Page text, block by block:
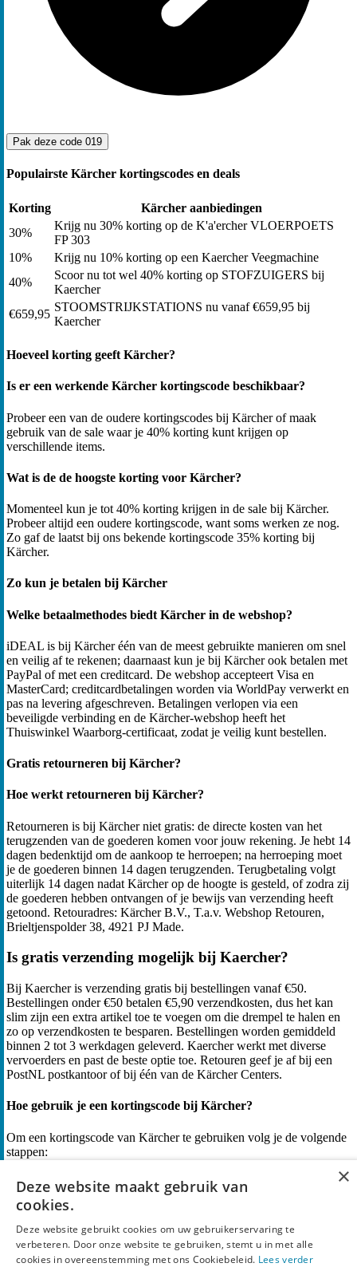
Pak deze code 019
Populairste Kärcher kortingscodes en deals
Korting
Kärcher aanbiedingen
30%
Krijg nu 30% korting op de K'a'ercher VLOERPOETS
FP 303
10%
Krijg nu 10% korting op een Kaercher Veegmachine
40%
Scoor nu tot wel 40% korting op STOFZUIGERS bij
Kaercher
€659,95
STOOMSTRIJKSTATIONS nu vanaf €659,95 bij
Kaercher
Hoeveel korting geeft Kärcher?
Is er een werkende Kärcher kortingscode beschikbaar?
Probeer een van de oudere kortingscodes bij Kärcher of maak
gebruik van de sale waar je 40% korting kunt krijgen op
verschillende items.
Wat is de de hoogste korting voor Kärcher?
Momenteel kun je tot 40% korting krijgen in de sale bij Kärcher.
Probeer altijd een oudere kortingscode, want soms werken ze nog.
Zo gaf de laatst bij ons bekende kortingscode 35% korting bij
Kärcher.
Zo kun je betalen bij Kärcher
Welke betaalmethodes biedt Kärcher in de webshop?
iDEAL is bij Kärcher één van de meest gebruikte manieren om snel
en veilig af te rekenen; daarnaast kun je bij Kärcher ook betalen met
PayPal of met een creditcard. De webshop accepteert Visa en
MasterCard; creditcardbetalingen worden via WorldPay verwerkt en
pas na levering afgeschreven. Betalingen verlopen via een
beveiligde verbinding en de Kärcher-webshop heeft het
Thuiswinkel Waarborg-certificaat, zodat je veilig kunt bestellen.
Gratis retourneren bij Kärcher?
Hoe werkt retourneren bij Kärcher?
Retourneren is bij Kärcher niet gratis: de directe kosten van het
terugzenden van de goederen komen voor jouw rekening. Je hebt 14
dagen bedenktijd om de aankoop te herroepen; na herroeping moet
je de goederen binnen 14 dagen terugzenden. Terugbetaling volgt
uiterlijk 14 dagen nadat Kärcher op de hoogte is gesteld, of zodra zij
de goederen hebben ontvangen of je bewijs van verzending heeft
getoond. Retouradres: Kärcher B.V., T.a.v. Webshop Retouren,
Brieltjenspolder 38, 4921 PJ Made.
Is gratis verzending mogelijk bij Kaercher?
Bij Kaercher is verzending gratis bij bestellingen vanaf €50.
Bestellingen onder €50 betalen €5,90 verzendkosten, dus het kan
slim zijn een extra artikel toe te voegen om die drempel te halen en
zo op verzendkosten te besparen. Bestellingen worden gemiddeld
binnen 2 tot 3 werkdagen geleverd. Kaercher werkt met diverse
vervoerders en past de beste optie toe. Retouren geef je af bij een
PostNL postkantoor of bij één van de Kärcher Centers.
Hoe gebruik je een kortingscode bij Kärcher?
Om een kortingscode van Kärcher te gebruiken volg je de volgende
stappen:
Bekijk de Kärcher kortingscodes hierboven en kies de
kortingscode die het beste bij jou past. Klik vervolgens op
“Pak Korting” of “Toon Code”.
Kopieer de kortingscode die je wilt gebruiken (als je op een
aanbieding klikt, hoef je deze niet te kopiëren). Bezoek de
website van Kärcher en voeg de gewenste items toe aan je
×
Deze website maakt gebruik van
cookies.
Deze website gebruikt cookies om uw gebruikerservaring te
verbeteren. Door onze website te gebruiken, stemt u in met alle
cookies in overeenstemming met ons Cookiebeleid. Lees verder